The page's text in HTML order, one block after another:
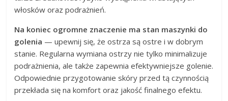
włosków oraz podrażnień.
Na koniec ogromne znaczenie ma stan maszynki do
golenia — upewnij się, że ostrza są ostre i w dobrym
stanie. Regularna wymiana ostrzy nie tylko minimalizuje
podrażnienia, ale także zapewnia efektywniejsze golenie.
Odpowiednie przygotowanie skóry przed tą czynnością
przekłada się na komfort oraz jakość finalnego efektu.